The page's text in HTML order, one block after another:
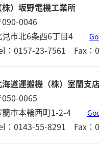
株）坂野電機工業所
090-0046
見市北6条西6丁目4
：0157-23-7561 Fax：
道運搬機（株）室蘭支
050-0065
蘭市本輪西町1-2-4
：0143-55-8291 Fax：